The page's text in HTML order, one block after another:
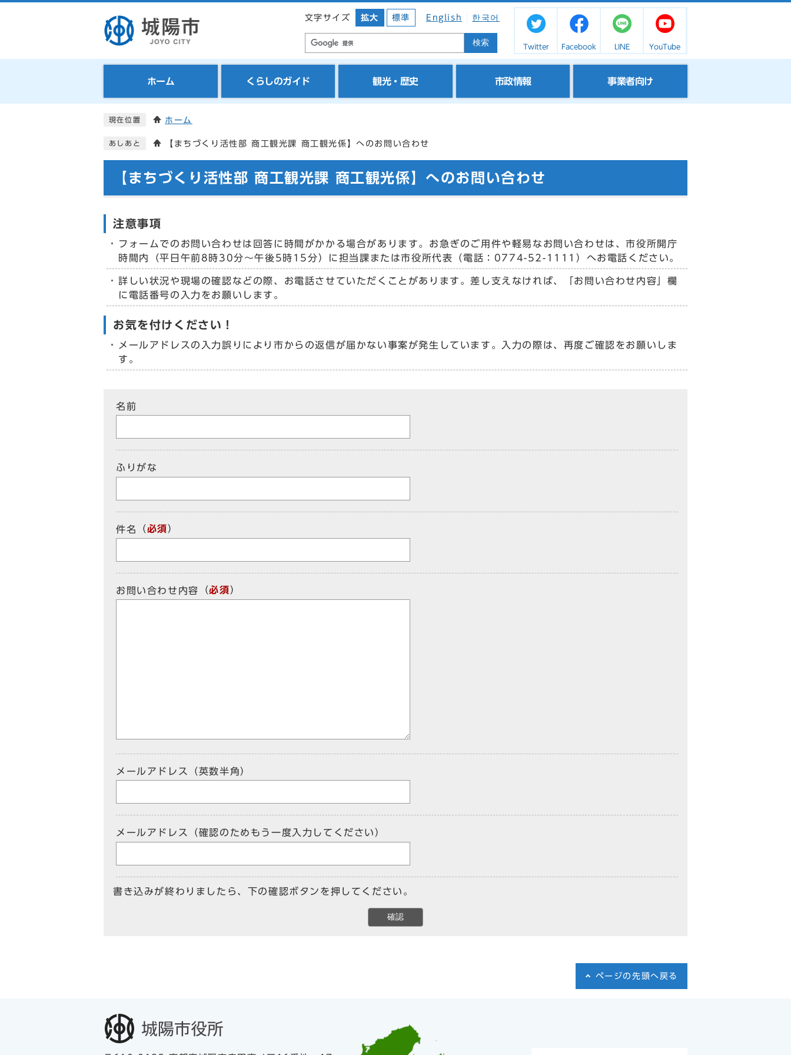
文字サイズ 拡大 標準 English 한국어
検索 Twitter Facebook LINE YouTube
ホーム くらしのガイド 観光・歴史 市政情報 事業者向け
現在位置 ホーム
あしあと 【まちづくり活性部 商工観光課 商工観光係】へのお問い合わせ
【まちづくり活性部 商工観光課 商工観光係】へのお問い合わせ
注意事項
フォームでのお問い合わせは回答に時間がかかる場合があります。お急ぎのご用件や軽易なお問い合わせは、市役所開庁
時間内（平日午前8時30分～午後5時15分）に担当課または市役所代表（電話：0774-52-1111）へお電話ください。
詳しい状況や現場の確認などの際、お電話させていただくことがあります。差し支えなければ、「お問い合わせ内容」欄
に電話番号の入力をお願いします。
お気を付けください！
メールアドレスの入力誤りにより市からの返信が届かない事案が発生しています。入力の際は、再度ご確認をお願いしま
す。
名前
ふりがな
件名 （必須）
お問い合わせ内容 （必須）
メールアドレス（英数半角）
メールアドレス（確認のためもう一度入力してください）
書き込みが終わりましたら、下の確認ボタンを押してください。
確認
ページの先頭へ戻る